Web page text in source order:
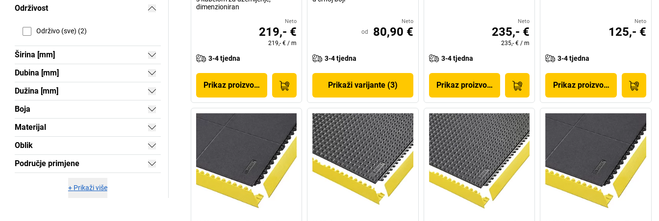
Održivost
Održivo (sve) (2)
Širina [mm]
Dubina [mm]
Dužina [mm]
Boja
Materijal
Oblik
Područje primjene
+ Prikaži više
dimenzioniran
Neto
219,- €
219,- € /m
3-4 tjedna
Prikaz proizvoda
Neto
od 80,90 €
3-4 tjedna
Prikaži varijante (3)
Neto
235,- €
235,- € /m
3-4 tjedna
Prikaz proizvoda
Neto
125,- €
3-4 tjedna
Prikaz proizvoda